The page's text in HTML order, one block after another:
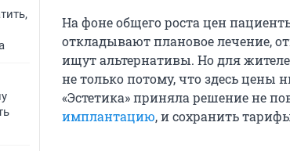
На фоне общего роста цен
откладывают плановое лечение,
ищут альтернативы. Но для
не только потому, что здесь цены
«Эстетика» приняла решение не
имплантацию, и сохранить